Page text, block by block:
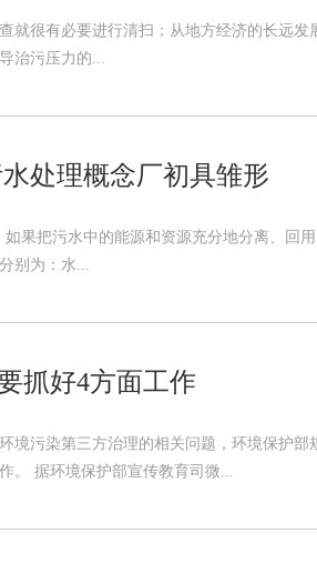
就很有必要进行清扫；从地方经济的长远
治污压力的...
处理概念厂初具雏形
果把污水中的能源和资源充分地分离、回
别为：水...
抓好4方面工作
境污染第三方治理的相关问题，环境保护
。 据环境保护部宣传教育司微...